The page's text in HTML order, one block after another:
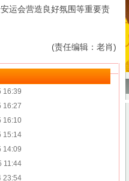
运会营造良好氛围等重要责
(责任编辑：老肖)
16:39
16:27
16:10
15:14
14:09
11:44
23:54